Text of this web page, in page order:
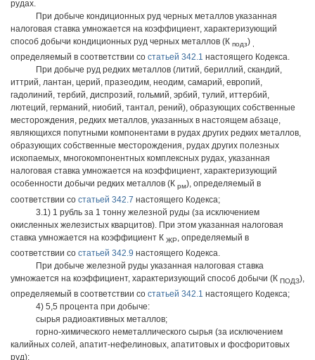
рудах.
При добыче кондиционных руд черных металлов указанная
налоговая ставка умножается на коэффициент, характеризующий
способ добычи кондиционных руд черных металлов (К подз)
определяемый в соответствии со статьей 342.1 настоящего Кодекса.
При добыче руд редких металлов (литий, бериллий, скандий,
иттрий, лантан, церий, празеодим, неодим, самарий, европий,
гадолиний, тербий, диспрозий, гольмий, эрбий, тулий, иттербий,
лютеций, германий, ниобий, тантал, рений), образующих собственные
месторождения, редких металлов, указанных в настоящем абзаце,
являющихся попутными компонентами в рудах других редких металлов,
образующих собственные месторождения, рудах других полезных
ископаемых, многокомпонентных комплексных рудах, указанная
налоговая ставка умножается на коэффициент, характеризующий
особенности добычи редких металлов (К рм), определяемый в
соответствии со статьей 342.7 настоящего Кодекса;
3.1) 1 рубль за 1 тонну железной руды (за исключением
окисленных железистых кварцитов). При этом указанная налоговая
ставка умножается на коэффициент К ЖР
, определяемый в
соответствии со статьей 342.9 настоящего Кодекса.
При добыче железной руды указанная налоговая ставка
умножается на коэффициент, характеризующий способ добычи (К ПОДЗ),
определяемый в соответствии со статьей 342.1 настоящего Кодекса;
4) 5,5 процента при добыче:
сырья радиоактивных металлов;
горно-химического неметаллического сырья (за исключением
калийных солей, апатит-нефелиновых, апатитовых и фосфоритовых
руд);